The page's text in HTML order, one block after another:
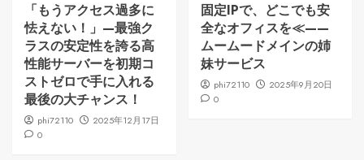
「もうアクセス過多に
怯えない！」—最強ク
ラスの安定性を誇る高
性能サーバーを初期コ
ストゼロで手に入れる
最後の大チャンス！
phi72110
2025年12月17日
0
固定IPで、どこでも安
全なオフィスを≪——
ムームードメインの姉
妹サービス
phi72110
2025年9月20日
0